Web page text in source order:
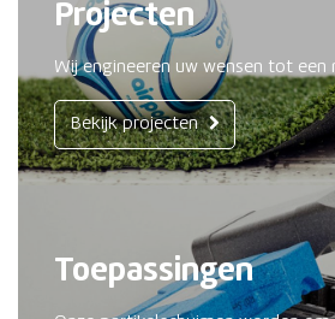
Projecten
Wij engineeren uw wensen tot een
Bekijk projecten
Toepassingen